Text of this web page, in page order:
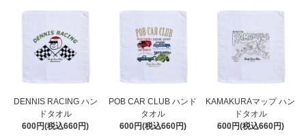
DENNIS RACING ハン
ドタオル
600円(税込660円)
POB CAR CLUB ハンド
タオル
600円(税込660円)
KAMAKURAマップ ハン
ドタオル
600円(税込660円)